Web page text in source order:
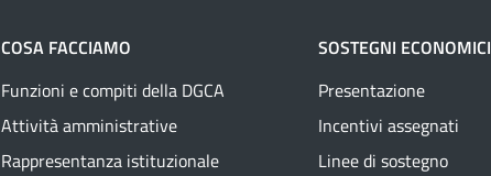
COSA FACCIAMO
Funzioni e compiti della DGCA
Attività amministrative
Rappresentanza istituzionale
SOSTEGNI ECONOMICI
Presentazione
Incentivi assegnati
Linee di sostegno